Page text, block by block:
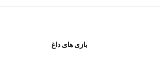
بازی های داغ